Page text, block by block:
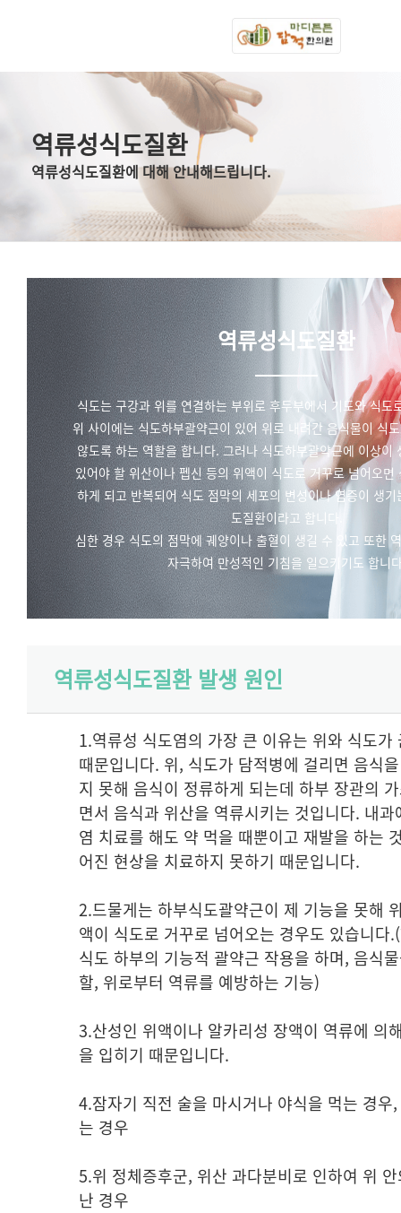
출력할 최신글이 없습니다.
출력할 최신글이 없습니다.
역류성식도질환
역류성식도질환에 대해 안내해드립니다.
역류성식도질환
식도는 구강과 위를 연결하는 부위로 후두부에서 기도와 식도
위 사이에는 식도하부괄약근이 있어 위로 내려간 음식물이 식
않도록 하는 역할을 합니다. 그러나 식도하부괄약근에 이상이
있어야 할 위산이나 펩신 등의 위액이 식도로 거꾸로 넘어오면
하게 되고 반복되어 식도 점막의 세포의 변성이나 염증이 생
도질환이라고 합니다.
심한 경우 식도의 점막에 궤양이나 출혈이 생길 수 있고 또한
자극하여 만성적인 기침을 일으키기도 합니
역류성식도질환 발생 원인
1.역류성 식도염의 가장 큰 이유는 위와 식도가
때문입니다. 위, 식도가 담적병에 걸리면 음식
지 못해 음식이 정류하게 되는데 하부 장관의
면서 음식과 위산을 역류시키는 것입니다. 내
염 치료를 해도 약 먹을 때뿐이고 재발을 하는
어진 현상을 치료하지 못하기 때문입니다.
2.드물게는 하부식도괄약근이 제 기능을 못해
액이 식도로 거꾸로 넘어오는 경우도 있습니다
식도 하부의 기능적 괄약근 작용을 하며, 음식
할, 위로부터 역류를 예방하는 기능)
3.산성인 위액이나 알카리성 장액이 역류에 의
을 입히기 때문입니다.
4.잠자기 직전 술을 마시거나 야식을 먹는 경우
는 경우
5.위 정체증후군, 위산 과다분비로 인하여 위
난 경우